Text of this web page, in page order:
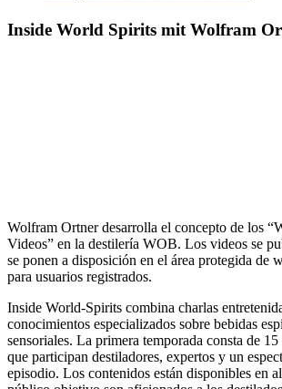
Inside World Spirits mit Wolfram
Wolfram Ortner desarrolla el concepto de los
Videos” en la destilería WOB. Los videos se
se ponen a disposición en el área protegida de
para usuarios registrados.
Inside World-Spirits combina charlas
conocimientos especializados sobre bebidas
sensoriales. La primera temporada consta de
que participan destiladores, expertos y un
episodio. Los contenidos están disponibles en